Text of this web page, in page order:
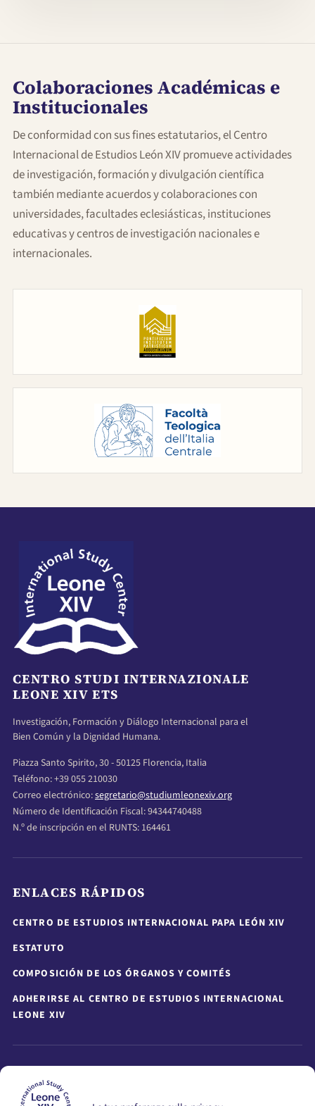
Colaboraciones Académicas e
Institucionales
De conformidad con sus fines estatutarios, el Centro
Internacional de Estudios León XIV promueve actividades
de investigación, formación y divulgación científica
también mediante acuerdos y colaboraciones con
universidades, facultades eclesiásticas, instituciones
educativas y centros de investigación nacionales e
internacionales.
CENTRO STUDI INTERNAZIONALE
LEONE XIV ETS
Investigación, Formación y Diálogo Internacional para el
Bien Común y la Dignidad Humana.
Piazza Santo Spirito, 30 - 50125 Florencia, Italia
Teléfono: +39 055 210030
Correo electrónico:segretario@studiumleonexiv.org
Número de Identificación Fiscal: 94344740488
N.º de inscripción en el RUNTS: 164461
ENLACES RÁPIDOS
CENTRO DE ESTUDIOS INTERNACIONAL PAPA LEÓN XIV
ESTATUTO
COMPOSICIÓN DE LOS ÓRGANOS Y COMITÉS
ADHERIRSE AL CENTRO DE ESTUDIOS INTERNACIONAL
LEONE XIV
MANTÉNGASE INFORMADO